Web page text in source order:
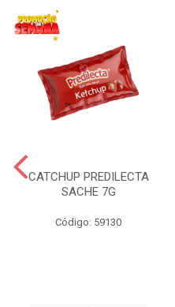
CATCHUP PREDILECTA
SACHE 7G
Código: 59130